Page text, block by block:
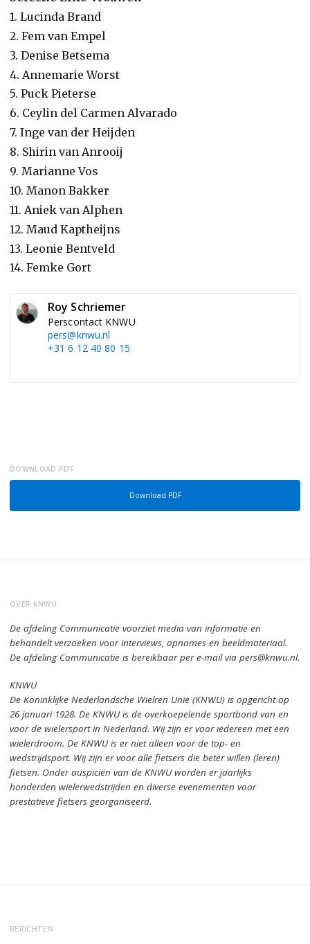
1. Lucinda Brand
2. Fem van Empel
3. Denise Betsema
4. Annemarie Worst
5. Puck Pieterse
6. Ceylin del Carmen Alvarado
7. Inge van der Heijden
8. Shirin van Anrooij
9. Marianne Vos
10. Manon Bakker
11. Aniek van Alphen
12. Maud Kaptheijns
13. Leonie Bentveld
14. Femke Gort
Roy Schriemer
Perscontact KNWU
pers@knwu.nl
+31 6 12 40 80 15
DOWNLOAD PDF
Download PDF
OVER KNWU
De afdeling Communicatie voorziet media van informatie en
behandelt verzoeken voor interviews, opnames en beeldmateriaal.
De afdeling Communicatie is bereikbaar per e-mail via pers@knwu.nl.
KNWU
De Koninklijke Nederlandsche Wielren Unie (KNWU) is opgericht op
26 januari 1928.De KNWU is de overkoepelende sportbond van en
voor de wielersport in Nederland. Wij zijn er voor iedereen met een
wielerdroom.De KNWU is er niet alleen voor de top- en
wedstrijdsport. Wij zijn ervoor alle fietsers die beter willen (leren)
fietsen. Onder auspiciën van de KNWU worden er jaarlijks
honderden wielerwedstrijden en diverse evenementen voor
prestatieve fietsers georganiseerd.
BERICHTEN